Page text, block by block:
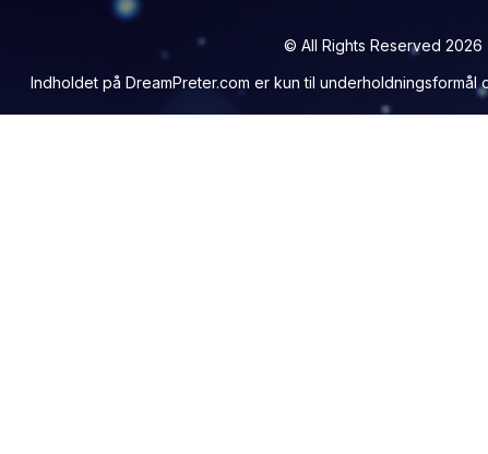
© All Rights Reserved 2026
Indholdet på DreamPreter.com er kun til underholdningsformål